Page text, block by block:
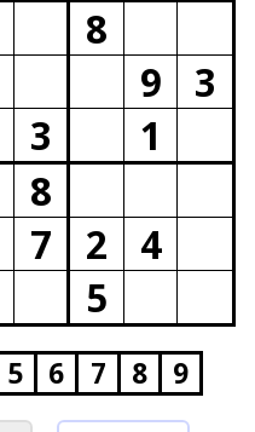
8
9
3
3
1
8
7 2
4
5
5 6 7 8 9